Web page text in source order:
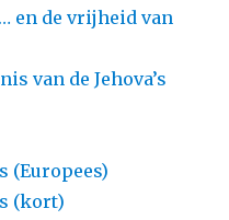
en de vrijheid van
van de Jehova’s
(Europees)
(kort)